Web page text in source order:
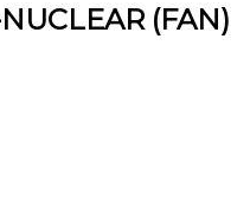
(FAN)